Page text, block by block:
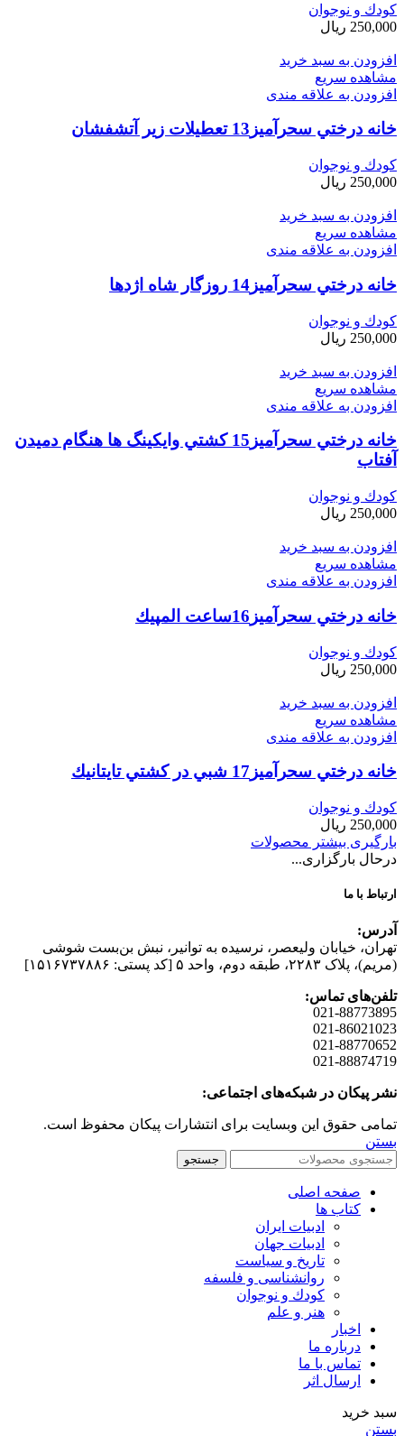
کودك و نوجوان
250,000 ریال
افزودن به سبد خرید
مشاهده سریع
افزودن به علاقه مندی
خانه درختي سحرآميز13 تعطيلات زير آتشفشان
کودك و نوجوان
250,000 ریال
افزودن به سبد خرید
مشاهده سریع
افزودن به علاقه مندی
خانه درختي سحرآميز14 روزگار شاه اژدها
کودك و نوجوان
250,000 ریال
افزودن به سبد خرید
مشاهده سریع
افزودن به علاقه مندی
خانه درختي سحرآميز15 كشتي وايكينگ ها هنگام دميدن
آفتاب
کودك و نوجوان
250,000 ریال
افزودن به سبد خرید
مشاهده سریع
افزودن به علاقه مندی
خانه درختي سحرآميز16ساعت المپيك
کودك و نوجوان
250,000 ریال
افزودن به سبد خرید
مشاهده سریع
افزودن به علاقه مندی
خانه درختي سحرآميز17 شبي در كشتي تايتانيك
کودك و نوجوان
250,000 ریال
بارگیری بیشتر محصولات
درحال بارگزاری...
ارتباط با ما
آدرس:
تهران، خیابان وليعصر، نرسيده به توانير، نبش بن‌بست شوشی
(مريم)، پلاک ۲۲۸۳، طبقه دوم، واحد ۵ [کد پستی: ۱۵۱۶۷۳۷۸۸۶]
تلفن‌های تماس:
021-88773895
021-86021023
021-88770652
021-88874719
نشر پیکان در شبکه‌های اجتماعی:
تمامی حقوق این وبسایت برای انتشارات پیکان محفوظ است.
بستن
جستجو
صفحه اصلی
کتاب ها
ادبیات ایران
ادبیات جهان
تاریخ و سیاست
روانشناسی و فلسفه
کودك و نوجوان
هنر و علم
اخبار
درباره ما
تماس با ما
ارسال اثر
سبد خرید
بستن